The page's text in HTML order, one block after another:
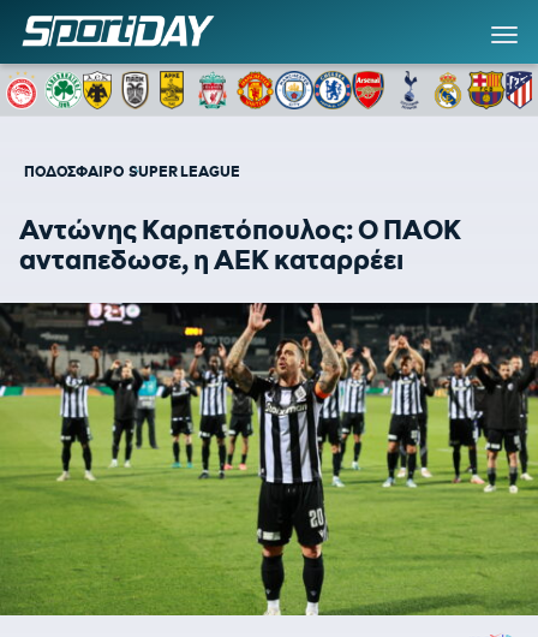
ΠΟΔΟΣΦΑΙΡΟ SUPER LEAGUE
Αντώνης Καρπετόπουλος: Ο ΠΑΟΚ
ανταπεδωσε, η ΑΕΚ καταρρέει